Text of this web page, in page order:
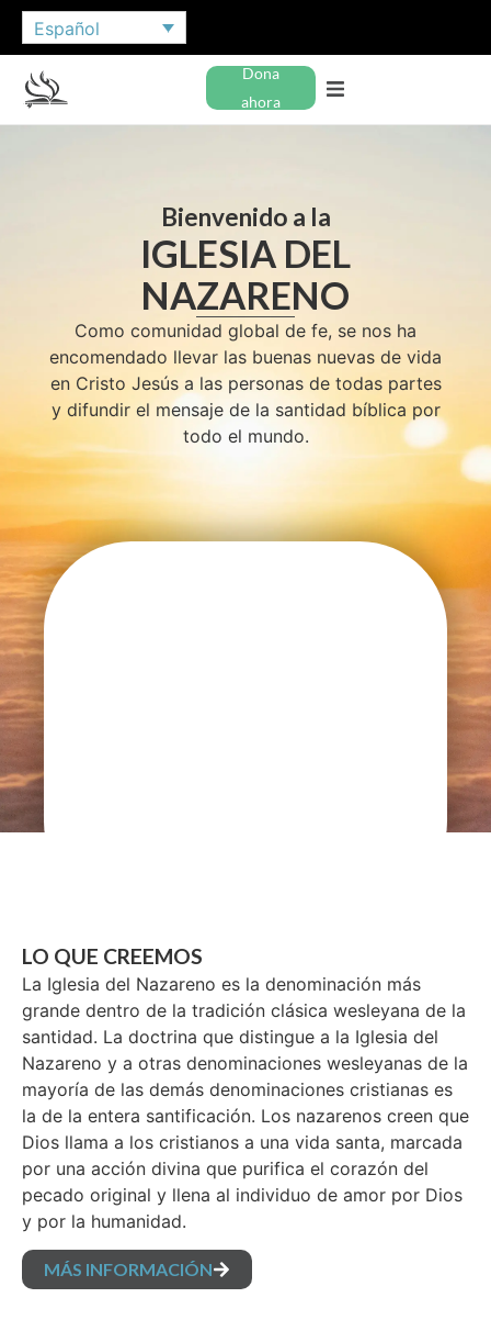
Español
Dona
ahora
Bienvenido a la
IGLESIA DEL
NAZARENO
Como comunidad global de fe, se nos ha
encomendado llevar las buenas nuevas de vida
en Cristo Jesús a las personas de todas partes
y difundir el mensaje de la santidad bíblica por
todo el mundo.
LO QUE CREEMOS
La Iglesia del Nazareno es la denominación más
grande dentro de la tradición clásica wesleyana de la
santidad. La doctrina que distingue a la Iglesia del
Nazareno y a otras denominaciones wesleyanas de la
mayoría de las demás denominaciones cristianas es
la de la entera santificación. Los nazarenos creen que
Dios llama a los cristianos a una vida santa, marcada
por una acción divina que purifica el corazón del
pecado original y llena al individuo de amor por Dios
y por la humanidad.
MÁS INFORMACIÓN